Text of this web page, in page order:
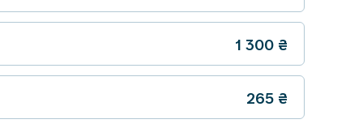
1 300 ₴
265 ₴